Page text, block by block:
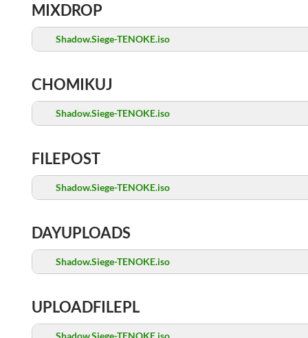
MIXDROP
Shadow.Siege-TENOKE.iso
CHOMIKUJ
Shadow.Siege-TENOKE.iso
FILEPOST
Shadow.Siege-TENOKE.iso
DAYUPLOADS
Shadow.Siege-TENOKE.iso
UPLOADFILEPL
Shadow.Siege-TENOKE.iso